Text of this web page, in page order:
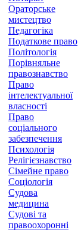
Ораторське
мистецтво
Педагогіка
Податкове право
Політологія
Порівняльне
правознавство
Право
інтелектуальної
власності
Право
соціального
забезпечення
Психологія
Релігієзнавство
Сімейне право
Соціологія
Судова
медицина
Судові та
правоохоронні